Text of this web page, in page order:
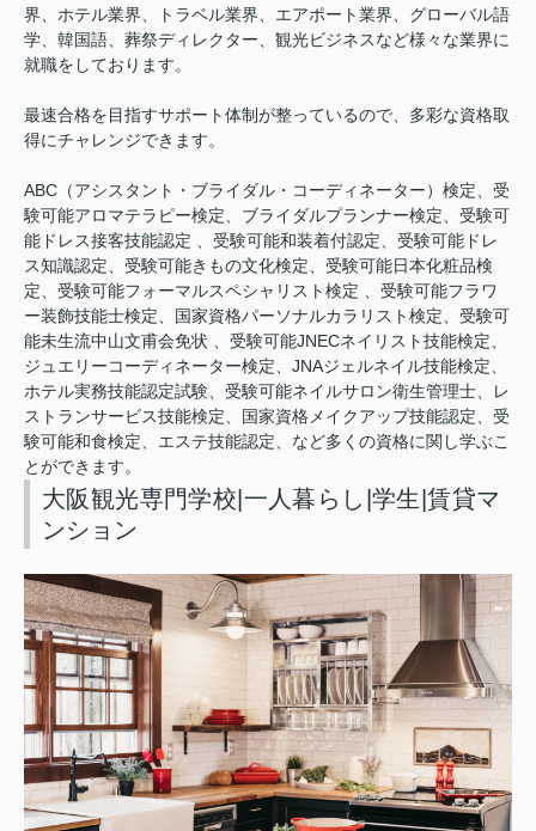
界、ホテル業界、トラベル業界、エアポート業界、グローバル語
学、韓国語、葬祭ディレクター、観光ビジネスなど様々な業界に
就職をしております。
最速合格を目指すサポート体制が整っているので、多彩な資格取
得にチャレンジできます。
ABC（アシスタント・ブライダル・コーディネーター）検定、受
験可能アロマテラピー検定、ブライダルプランナー検定、受験可
能ドレス接客技能認定 、受験可能和装着付認定、受験可能ドレ
ス知識認定、受験可能きもの文化検定、受験可能日本化粧品検
定、受験可能フォーマルスペシャリスト検定 、受験可能フラワ
ー装飾技能士検定、国家資格パーソナルカラリスト検定、受験可
能未生流中山文甫会免状 、受験可能JNECネイリスト技能検定、
ジュエリーコーディネーター検定、JNAジェルネイル技能検定、
ホテル実務技能認定試験、受験可能ネイルサロン衛生管理士、レ
ストランサービス技能検定、国家資格メイクアップ技能認定、受
験可能和食検定、エステ技能認定、など多くの資格に関し学ぶこ
とができます。
大阪観光専門学校|一人暮らし|学生|賃貸マ
ンション